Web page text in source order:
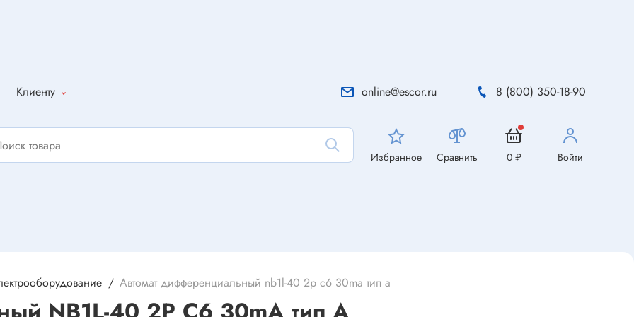
Клиенту
Доставка
Способы
online@escor.ru 8 (800) 350-18-90
Избранное Сравнить 0 ₽ Войти
Автомат дифференциальный nb1l-40 2p c6 30ma тип a